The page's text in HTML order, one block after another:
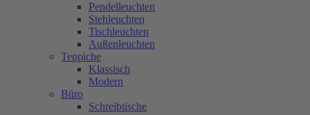
Pendelleuchten
Stehleuchten
Tischleuchten
Außenleuchten
Teppiche
Klassisch
Modern
Büro
Schreibtische